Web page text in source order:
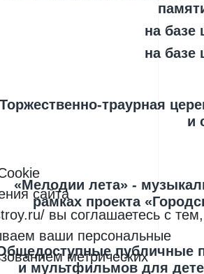
на
на
Торжественно-траурная
и
«Мелодии лета» -
рамках проекта
публичные
и мультфильмов для
сайта
вы соглашаетесь с тем,
ваши персональные
метрических